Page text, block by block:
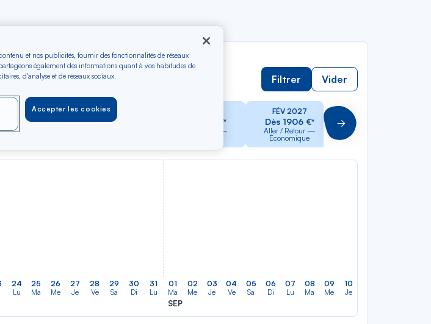
de trajet
Aller-Retour Aller simple Filtrer Vider
NOV 2026
Dès 1742 €*
Aller / Retour —
DÉC 2026
Dès 1742 €* Dès 1906 €*
Aller / Retour —
FÉV 2027
Dès 1906 €*
Aller / Retour —
Économique
Dès 1906 €*
Aller / Retour —
Suivant
24
Lu
25
Ma
26
Me
27
Je
28
Ve
29
Sa
30
Di
31
Lu
01
Ma
SEP
02
Me
03
Je
04
Ve
05
Sa
06
Di
07
Lu
08
Ma
09
Me
10
Je
et nos publicités, fournir des fonctionnalités de réseaux
également des informations quant à vos habitudes de
d'analyse et de réseaux sociaux.
Accepter les cookies